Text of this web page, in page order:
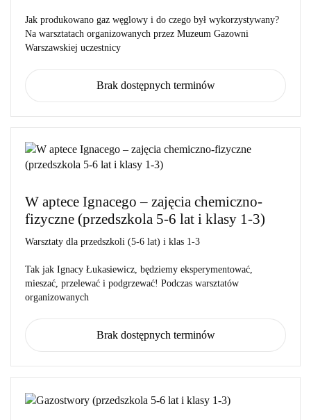
Jak produkowano gaz węglowy i do czego był wykorzystywany?
Na warsztatach organizowanych przez Muzeum Gazowni
Warszawskiej uczestnicy
Brak dostępnych terminów
W aptece Ignacego – zajęcia chemiczno-
fizyczne (przedszkola 5-6 lat i klasy 1-3)
Warsztaty dla przedszkoli (5-6 lat) i klas 1-3
Tak jak Ignacy Łukasiewicz, będziemy eksperymentować,
mieszać, przelewać i podgrzewać! Podczas warsztatów
organizowanych
Brak dostępnych terminów